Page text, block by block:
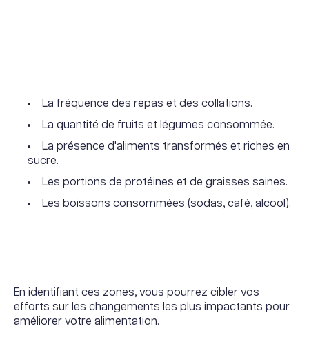
La fréquence des repas et des collations.
La quantité de fruits et légumes consommée.
La présence d'aliments transformés et riches en
sucre.
Les portions de protéines et de graisses saines.
Les boissons consommées (sodas, café, alcool).
En identifiant ces zones, vous pourrez cibler vos
efforts sur les changements les plus impactants pour
améliorer votre alimentation.